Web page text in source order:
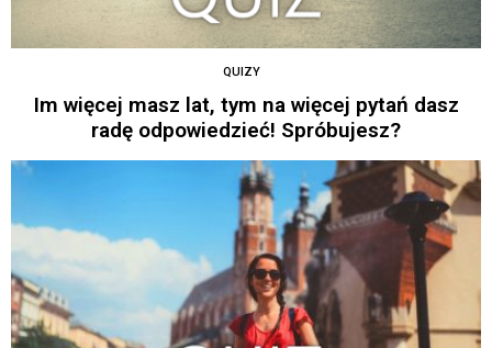
QUIZY
Im więcej masz lat, tym na więcej pytań dasz
radę odpowiedzieć! Spróbujesz?